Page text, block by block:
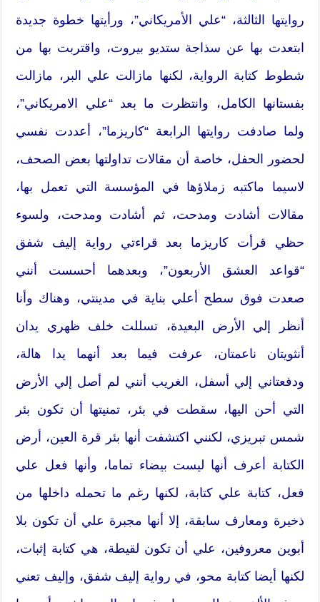
روايتها الثالثة،‮ “‬علي الأمريكاني‮”‬،‮ ‬ورأيتها خطوة جديدة
ابتعدت بها عن سذاجة ستديو بيروت،‮ ‬واقتربت بها من
شطوط كتابة الرواية،‮ ‬لكنها مازالت علي البر،‮ ‬مازالت
‬ولما صادفت روايتها الرابعة‮ “‬كاريزما‮”‬،‮ ‬أعددت نفسي
‬مقالات أشادت ومدحت،‮ ‬ثم أشادت ومدحت،‮ ‬ولسوء
“‬قواعد العشق الأربعون‮”‬،‮ ‬وبعدهما أحسست أنني
صعدت فوق سطح أعلي بناية في مدينتي،‮ ‬وهناك وأنا
أنظر إلي الأرض البعيدة،‮ ‬تسللت خلف ظهري يدان
‬ودفعتاني إلي أسفل،‮ ‬الغريب أنني لم أصل إلي الأرض
التي أحن اليها،‮ ‬سقطت في بئر،‮ ‬تمنيتها أن تكون بئر
شمس تبريزي،‮ ‬لكنني اكتشفت أنها بئر قرة العين،‮ ‬أرض
الكتابة أعرف أنها ليست بيضاء تماما،‮ ‬وأنها فعل علي
فعل،‮ ‬كتابة علي كتابة،‮ ‬لكنها رغم ما تحمله داخلها من
ذخيرة ومعارف سابقة،‮ ‬إلا أنها مجبرة علي أن تكون بلا
‬لكنها أيضا كتابة محو،‮ ‬في رواية إليف شفق،‮ ‬وإليف تعني